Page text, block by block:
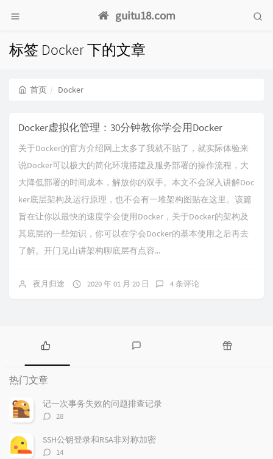
guitu18.com
标签 Docker 下的文章
首页 Docker
Docker虚拟化管理：30分钟教你学会用Docker
关于Docker的官方介绍网上太多了我就不贴了，就实际体验来
说Docker可以极大的简化环境搭建及服务部署的操作流程，大
大降低部署的时间成本，解放你的双手。本文不会深入讲解Doc
ker底层架构及运行原理，也不会有一堆架构图贴在这里。该篇
旨在让你以最快的速度学会使用Docker，关于Docker的架构及
其底层的一些知识，你可以在学会Docker的基本使用之后再去
了解。开门见山讲架构聊底层有点容...
夜月归途 2020 年 01 月 20 日 4 条评论
热
门
文
章
论
热门文章
记一次事务失效的问题排查记录
评
数：
28
SSH公钥登录和RSA非对称加密
评
14